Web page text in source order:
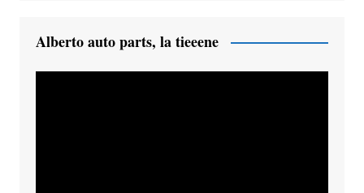
Alberto auto parts, la tieeene